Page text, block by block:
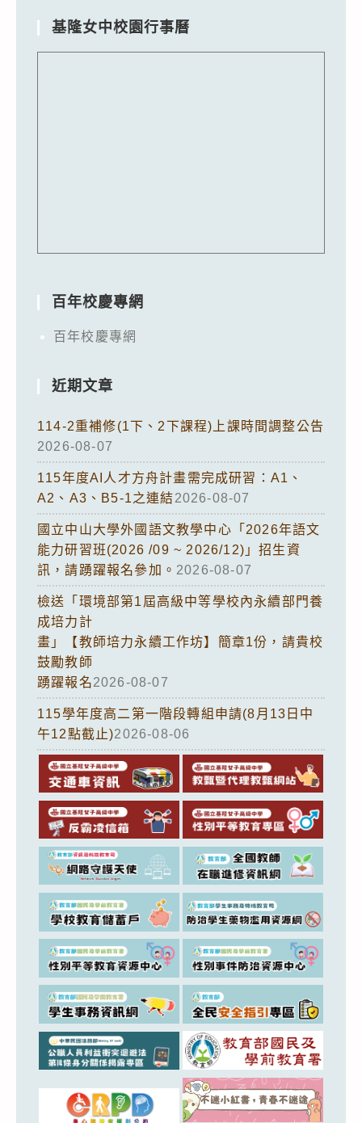
基隆女中校園行事曆
百年校慶專網
百年校慶專網
近期文章
114-2重補修(1下、2下課程)上課時間調整公告
2026-08-07
115年度AI人才方舟計畫需完成研習：A1、
A2、A3、B5-1之連結2026-08-07
國立中山大學外國語文教學中心「2026年語文
能力研習班(2026 /09 ~ 2026/12)」招生資
訊，請踴躍報名參加。 2026-08-07
檢送「環境部第1屆高級中等學校內永續部門養
成培力計
畫」【教師培力永續工作坊】簡章1份，請貴校
鼓勵教師
踴躍報名2026-08-07
115學年度高二第一階段轉組申請(8月13日中
午12點截止)2026-08-06